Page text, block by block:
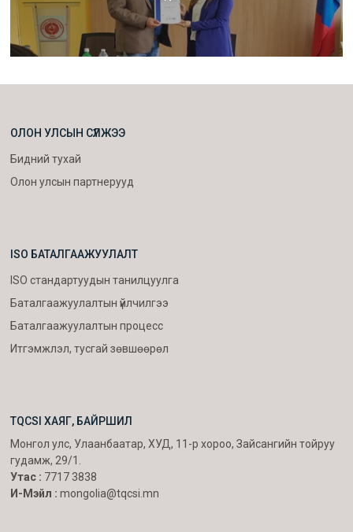
ОЛОН УЛСЫН СҮЛЖЭЭ
Бидний тухай
Олон улсын партнерууд
ISO БАТАЛГААЖУУЛАЛТ
ISO стандартуудын танилцуулга
Баталгаажуулалтын үйлчилгээ
Баталгаажуулалтын процесс
Итгэмжлэл, тусгай зөвшөөрөл
TQCSI ХАЯГ, БАЙРШИЛ
Монгол улс, Улаанбаатар, ХУД, 11-р хороо, Зайсангийн тойруу
гудамж, 29/1.
Утас : 7717 3838
И-Мэйл : mongolia@tqcsi.mn